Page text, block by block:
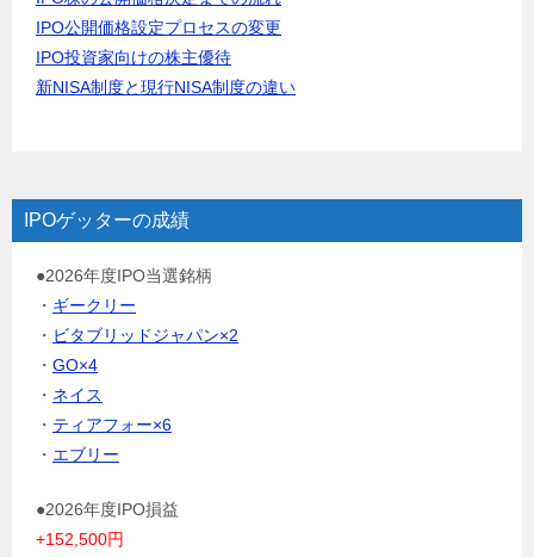
IPO公開価格設定プロセスの変更
IPO投資家向けの株主優待
新NISA制度と現行NISA制度の違い
IPOゲッターの成績
●2026年度IPO当選銘柄
・ ギークリー
・ ビタブリッドジャパン×2
・ GO×4
・ ネイス
・ ティアフォー×6
・ エブリー
●2026年度IPO損益
+152,500円